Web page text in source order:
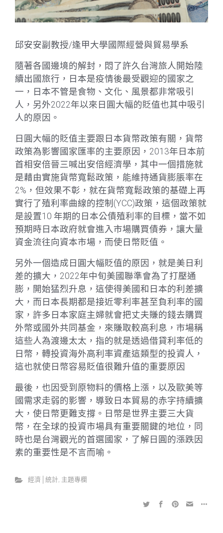
邱安安副教授/逢甲大學國際經營與貿易學系
隨著各國邊境的解封，悶了許久台灣旅人開始陸
續出國旅行，日本是疫情後最受觀迎的國家之
一，日本不管是食物、文化、風景都非常吸引
人，另外2022年以來日圓大幅的貶值也其中吸引
人的原因。
日圓大幅的貶值主要跟日本貨幣政策有關，貨幣
政策為影響國家匯率的主要原因，2013年日本前
首相安倍晉三喊出安倍經濟學，其中一個措施就
是藉由實施貨幣寬鬆政策，能維持通貨膨脹率在
2%，但效果不彰，就在貨幣寬鬆政策的基礎上再
實行了殖利率曲線的控制(YCC)政策，這個政策就
是設置10 年期的日本公債殖利率的目標，當不如
預期時日本政府就會進入市場購買債券，讓大量
資金流往向資本市場，而使日幣貶值。
另外一個造成日圓大幅貶值的原因，就是美日利
差的擴大，2022年中旬美國聯準會為了打壓通
膨，開始猛烈升息，這使得美國和日本的利差擴
大，而日本長期都是接近零利率甚至負利率的國
家，許多日本家庭主婦就會把丈夫賺的錢去購買
外幣或國外共同基金，來賺取較高利息，市場稱
這些人為渡邊太太，指的就是透過借貸利率低的
日幣，轉投資海外高利率資產這類型的投資人，
這也就使日幣容易貶值很難升值的重要原因
最後，也因受到原物料的價格上漲，以及歐美等
國需求走弱的影響，導致日本貿易的赤字持續擴
大，使日幣更難支撐。日幣是世界主要三大貨
幣，在全球的投資市場具有重要關鍵的地位，同
時也是台灣觀光的首選國家，了解日圓的漲跌因
素的重要性是不言而喻。
經濟│統計, 主題專欄